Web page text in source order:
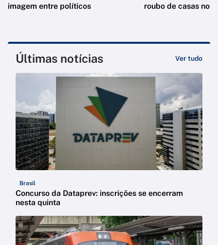
imagem entre políticos
roubo de casas no
Últimas notícias Ver tudo
Brasil
Concurso da Dataprev: inscrições se encerram
nesta quinta